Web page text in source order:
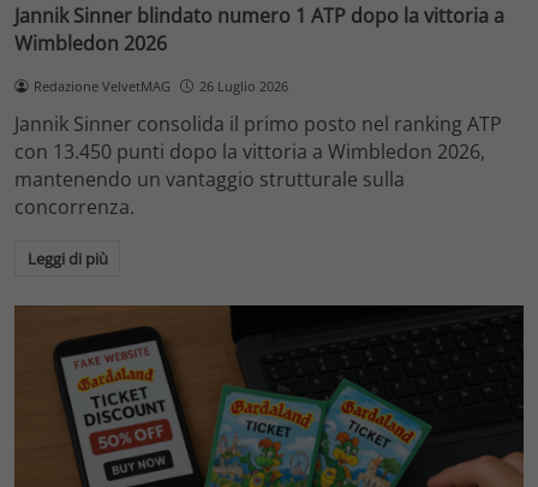
Jannik Sinner blindato numero 1 ATP dopo la vittoria a
Wimbledon 2026
Redazione VelvetMAG 26 Luglio 2026
Jannik Sinner consolida il primo posto nel ranking ATP
con 13.450 punti dopo la vittoria a Wimbledon 2026,
mantenendo un vantaggio strutturale sulla
concorrenza.
Leggi di più